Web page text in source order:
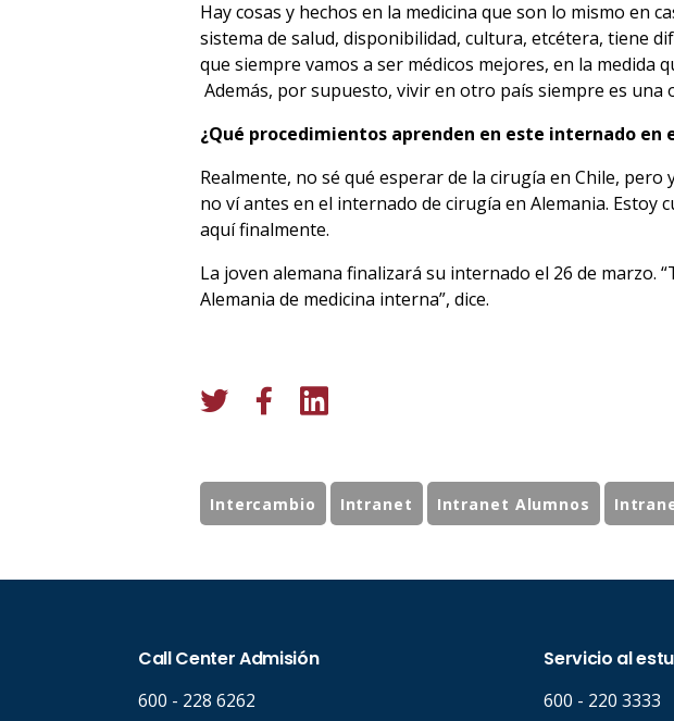
Hay cosas y hechos en la medicina que son lo mismo en
sistema de salud, disponibilidad, cultura, etcétera, tiene
que siempre vamos a ser médicos mejores, en la medida
Además, por supuesto, vivir en otro país siempre es
¿Qué procedimientos aprenden en este internado en
Realmente, no sé qué esperar de la cirugía en Chile,
no ví antes en el internado de cirugía en Alemania. Estoy
aquí finalmente.
La joven alemana finalizará su internado el 26 de marzo.
Alemania de medicina interna”, dice.
Intercambio Intranet Intranet Alumnos